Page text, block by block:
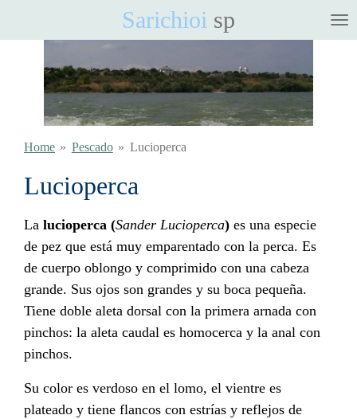
hoofdinhoud
Sarichioi sp
Home » Pescado » Lucioperca
Lucioperca
La lucioperca (Sander Lucioperca) es una especie
de pez que está muy emparentado con la perca. Es
de cuerpo oblongo y comprimido con una cabeza
grande. Sus ojos son grandes y su boca pequeña.
Tiene doble aleta dorsal con la primera arnada con
pinchos: la aleta caudal es homocerca y la anal con
pinchos.
Su color es verdoso en el lomo, el vientre es
plateado y tiene flancos con estrías y reflejos de